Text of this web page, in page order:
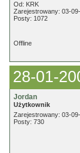
Od: KRK
Zarejestrowany: 03-
Posty: 1072
Offline
28-01-
Jordan
Użytkownik
Zarejestrowany: 03-
Posty: 730